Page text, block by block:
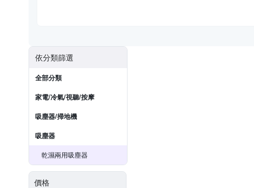
依分類篩選
全部分類
家電/冷氣/視聽/按摩
吸塵器/掃地機
吸塵器
乾濕兩用吸塵器
價格